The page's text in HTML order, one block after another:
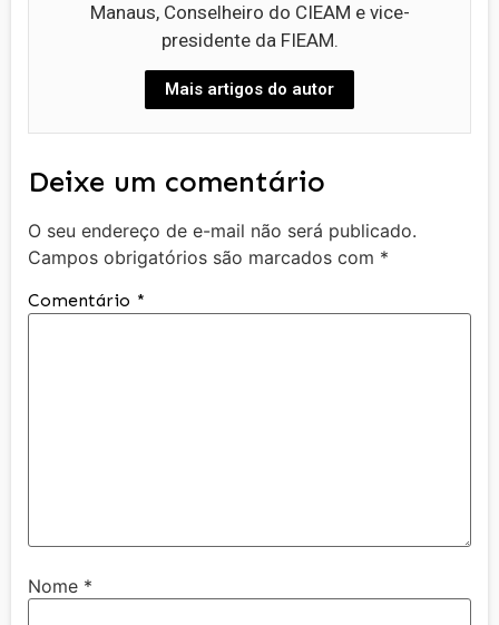
Manaus, Conselheiro do CIEAM e vice-
presidente da FIEAM.
Mais artigos do autor
Deixe um comentário
O seu endereço de e-mail não será publicado.
Campos obrigatórios são marcados com *
Comentário *
Nome *